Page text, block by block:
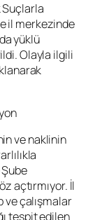
il merkezinde
yüklü
Olayla ilgili
ve naklinin
açtırmıyor. İl
çalışmalar
tespit edilen